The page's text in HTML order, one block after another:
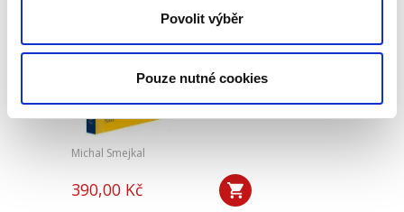
Povolit výběr
Pouze nutné cookies
pracovníků
Michal Smejkal
390,00 Kč